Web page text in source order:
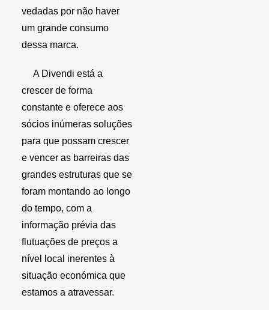
vedadas por não haver
um grande consumo
dessa marca.
A Divendi está a
crescer de forma
constante e oferece aos
sócios inúmeras soluções
para que possam crescer
e vencer as barreiras das
grandes estruturas que se
foram montando ao longo
do tempo, com a
informação prévia das
flutuações de preços a
nível local inerentes à
situação económica que
estamos a atravessar.